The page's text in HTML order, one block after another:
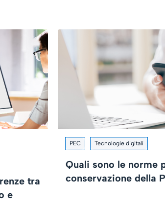
tra
e
PEC Tecnologie digitali
Quali sono le norme
conservazione della